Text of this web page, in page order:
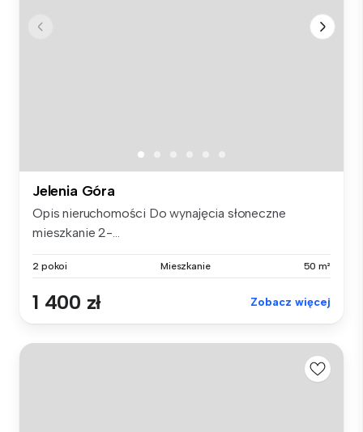
Jelenia Góra
Opis nieruchomości Do wynajęcia słoneczne
mieszkanie 2-...
2 pokoi Mieszkanie 50 m²
1 400 zł Zobacz więcej